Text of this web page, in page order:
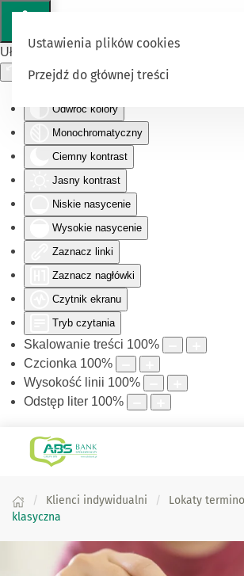
Ułatwienia dostępu
Odwróć kolory
Monochromatyczny
Ciemny kontrast
Jasny kontrast
Niskie nasycenie
Wysokie nasycenie
Zaznacz linki
Zaznacz nagłówki
Czytnik ekranu
Tryb czytania
Skalowanie treści 100%
Czcionka 100%
Wysokość linii 100%
Odstęp liter 100%
Ustawienia plików cookies
Przejdź do głównej treści
Klienci indywidualni Lokaty
klasyczna